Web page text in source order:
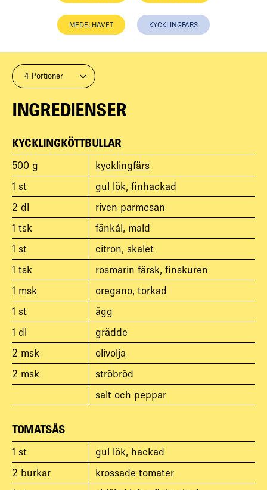
MEDELHAVET KYCKLINGFÄRS
4 Portioner
INGREDIENSER
KYCKLINGKÖTTBULLAR
500 g
kycklingfärs
1 st
gul lök, finhackad
2 dl
riven parmesan
1 tsk
fänkål, mald
1 st
citron, skalet
1 tsk
rosmarin färsk, finskuren
1 msk
oregano, torkad
1 st
ägg
1 dl
grädde
2 msk
olivolja
2 msk
ströbröd
salt och peppar
TOMATSÅS
1 st
gul lök, hackad
2 burkar
krossade tomater